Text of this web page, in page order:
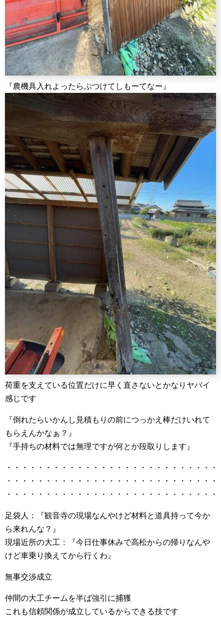
『農機具入れよったらぶつけてしもーてなー』
荷重を支えている位置だけに早く直さないとかなりヤバイ
感じです
『倒れたらいかんし見積もりの前につっかえ棒だけいれて
もらえんかなぁ？』
『手持ちの材料では無理ですが何とか段取りします』
・・・・・・・・・・・・・・・・・・・・・・・・・・
・・・・・・・・・・・・・・・・・・・・・・・・・・
・・・・・・・・・・・・・・・・・・・・・・・・・・
足袋人：『観音寺の現場なんやけど材料と道具持って今か
ら来れんな？』
現場近所の大工：『今日仕事休みで高松からの帰りなんや
けど車乗り換えてから行くわ』
無事交渉成立
仲間の大工チームを半ば強引に捕獲
これも信頼関係が成立しているからできる技です